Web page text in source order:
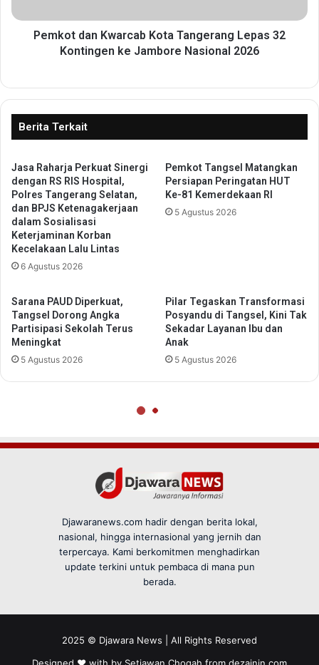
Djawaranews.com hadir dengan berita lokal,
nasional, hingga internasional yang jernih dan
terpercaya. Kami berkomitmen menghadirkan
update terkini untuk pembaca di mana pun
berada.
2025 © Djawara News | All Rights Reserved